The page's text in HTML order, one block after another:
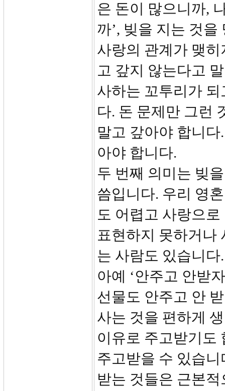
은 돈이 많으니까,
까’, 빚을 지는 것
사랑의 관계가 맺
고 갚지 않는다고
사하는 꼬투리가
다. 돈 문제만 그런
말고 갚아야 합니
아야 합니다.
두 번째 의미는 빚
씀입니다. 우리 영
도 어렵고 사랑으
표현하지 못하거나
는 사람도 있습니
아예 ‘안주고 안받
선물도 안주고 안
사는 것을 편하게
이유로 주고받기도
주고받을 수 있습
받는 것들은 근본